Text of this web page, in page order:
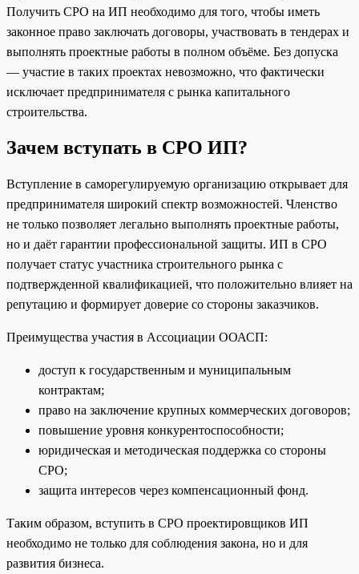
Получить СРО на ИП необходимо для того, чтобы иметь
законное право заключать договоры, участвовать в тендерах и
выполнять проектные работы в полном объёме. Без допуска
— участие в таких проектах невозможно, что фактически
исключает предпринимателя с рынка капитального
строительства.
Зачем вступать в СРО ИП?
Вступление в саморегулируемую организацию открывает для
предпринимателя широкий спектр возможностей. Членство
не только позволяет легально выполнять проектные работы,
но и даёт гарантии профессиональной защиты. ИП в СРО
получает статус участника строительного рынка с
подтвержденной квалификацией, что положительно влияет на
репутацию и формирует доверие со стороны заказчиков.
Преимущества участия в Ассоциации ООАСП:
доступ к государственным и муниципальным
контрактам;
право на заключение крупных коммерческих договоров;
повышение уровня конкурентоспособности;
юридическая и методическая поддержка со стороны
СРО;
защита интересов через компенсационный фонд.
Таким образом, вступить в СРО проектировщиков ИП
необходимо не только для соблюдения закона, но и для
развития бизнеса.